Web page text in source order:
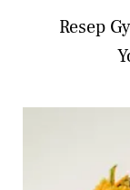
Resep